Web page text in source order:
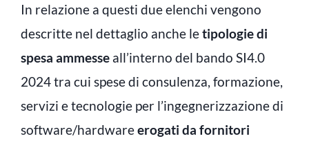
In relazione a questi due elenchi vengono
descritte nel dettaglio anche letipologie di
spesa ammesse all’interno del bando SI4.0
2024 tra cui spese di consulenza, formazione,
servizi e tecnologie per l’ingegnerizzazione di
software/hardwareerogati da fornitori